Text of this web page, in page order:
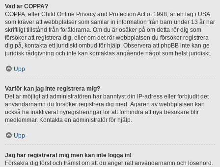
Vad är COPPA?
COPPA, eller Child Online Privacy and Protection Act of 1998, är en lag i USA
som kräver att webbplatser som samlar in information från barn under 13 år har
skriftligt tillstånd från föräldrarna. Om du är osäker på om detta rör dig som
försöker att registrera dig, eller om det rör webbplatsen du försöker registrera
dig på, kontakta ett juridiskt ombud för hjälp. Observera att phpBB inte kan ge
juridisk rådgivning och inte kan kontaktas angående något som helst juridiskt.
Upp
Varför kan jag inte registrera mig?
Det är möjligt att administratören har bannlyst din IP-adress eller förbjudit det
användarnamn du försöker registrera dig med. Ägaren av webbplatsen kan
också ha inaktiverat nyregistreringar för att förhindra att nya besökare blir
medlemmar. Kontakta en administratör för hjälp.
Upp
Jag har registrerat mig men kan inte logga in!
Försäkra dig först och främst om att du anger rätt användarnamn och lösenord.